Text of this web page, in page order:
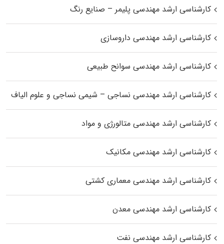
کارشناسی ارشد مهندسی پلیمر – صنایع رنگ
کارشناسی ارشد مهندسی داروسازی
کارشناسی ارشد مهندسی سوانح طبیعی
کارشناسی ارشد مهندسی نساجی – شیمی نساجی و علوم الیاف
کارشناسی ارشد مهندسی متالورژی و مواد
کارشناسی ارشد مهندسی مکانیک
کارشناسی ارشد مهندسی معماری کشتی
کارشناسی ارشد مهندسی معدن
کارشناسی ارشد مهندسی نفت